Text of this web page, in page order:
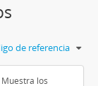
de referencia
Muestra los